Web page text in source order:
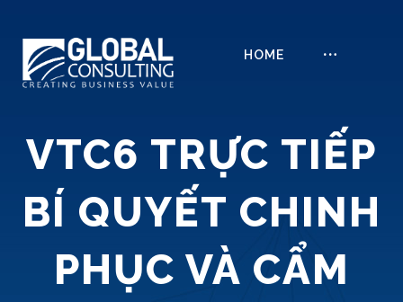
HOME
VTC6 TRỰC TIẾP
BÍ QUYẾT CHINH
PHỤC VÀ CẨM